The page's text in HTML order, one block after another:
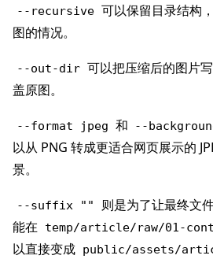
--recursive 可以保留目录结构
图的情况。
--out-dir 可以把压缩后的图片
盖原图。
--format jpeg 和 --
以从 PNG 转成更适合网页展示的
景。
--suffix ""
则是为了让最终文
能在
temp/article/raw/01-
以直接变成 public/assets/